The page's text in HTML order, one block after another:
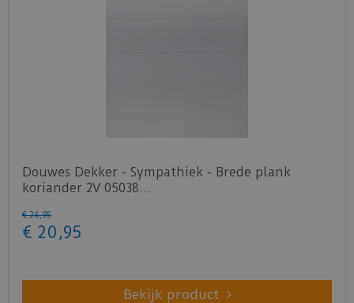
Douwes Dekker - Sympathiek - Brede plank
koriander 2V 05038…
€ 26,95
€ 20 ,95
Bekijk product